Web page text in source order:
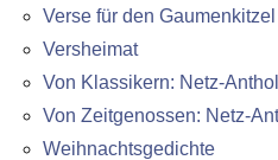
Verse für den Gaumenkitzel
Versheimat
Von Klassikern: Netz-
Von Zeitgenossen: Netz-
Weihnachtsgedichte